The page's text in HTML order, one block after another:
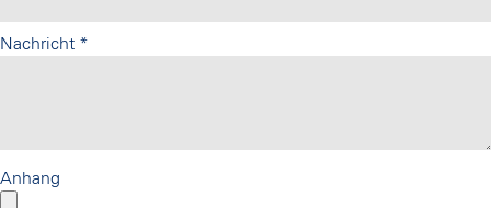
Nachricht *
Anhang